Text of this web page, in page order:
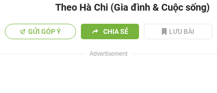
Theo Hà Chi (Gia đình & Cuộc sống)
GỬI GÓP Ý CHIA SẺ LƯU BÀI